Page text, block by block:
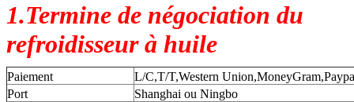
1.Termine de négociation du
refroidisseur à huile
Paiement
L/C,T/T,Western
Port
Shanghai ou Ningbo